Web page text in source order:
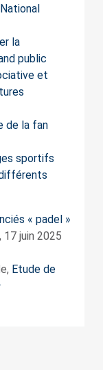
la
public
et
de la fan
sportifs
« padel »
, 17 juin 2025
Etude de